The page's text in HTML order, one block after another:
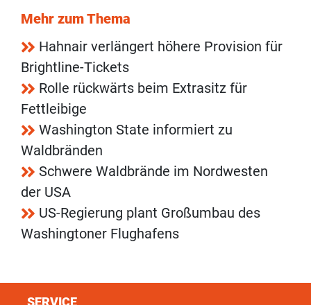
Mehr zum Thema
Hahnair verlängert höhere Provision für
Brightline-Tickets
Rolle rückwärts beim Extrasitz für
Fettleibige
Washington State informiert zu
Waldbränden
Schwere Waldbrände im Nordwesten
der USA
US-Regierung plant Großumbau des
Washingtoner Flughafens